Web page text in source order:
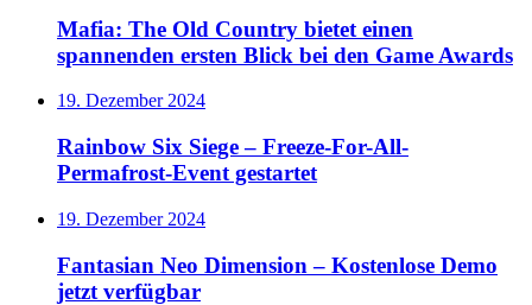
Mafia: The Old Country bietet einen
spannenden ersten Blick bei den Game Awards
19. Dezember 2024
Rainbow Six Siege – Freeze-For-All-
Permafrost-Event gestartet
19. Dezember 2024
Fantasian Neo Dimension – Kostenlose Demo
jetzt verfügbar